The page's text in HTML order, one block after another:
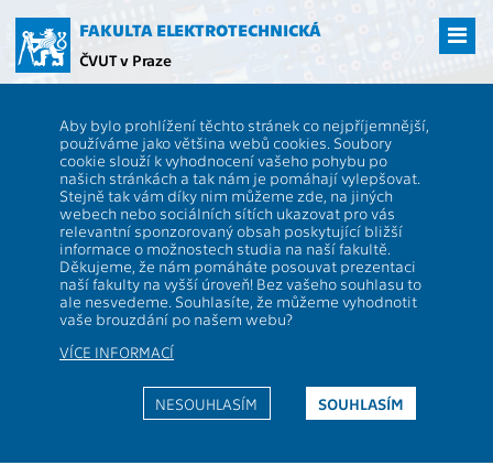
hlavní
obsah
FAKULTA ELEKTROTECHNICKÁ
ČVUT v Praze
Aby bylo prohlížení těchto stránek co nejpříjemnější,
používáme jako většina webů cookies. Soubory
cookie slouží k vyhodnocení vašeho pohybu po
našich stránkách a tak nám je pomáhají vylepšovat.
Stejně tak vám díky nim můžeme zde, na jiných
webech nebo sociálních sítích ukazovat pro vás
relevantní sponzorovaný obsah poskytující bližší
informace o možnostech studia na naší fakultě.
Děkujeme, že nám pomáháte posouvat prezentaci
naší fakulty na vyšší úroveň! Bez vašeho souhlasu to
ale nesvedeme. Souhlasíte, že můžeme vyhodnotit
vaše brouzdání po našem webu?
VÍCE INFORMACÍ
SOUHLASÍM
NESOUHLASÍM
BE2M34NAN
BE2M34NAN Nanoelectronics and
Nanotechnology
Rozsah výuky:
Katedra:
13134 Jazyk výuky:
Garanti:
Zakončení:
Z,ZK
Přednášející:
Kreditů:
5
https://moodle.fel.cvut.cz/enrol/index.php?id=2936